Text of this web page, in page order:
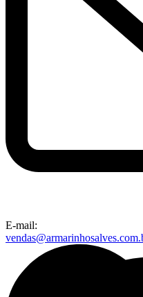
E-mail: